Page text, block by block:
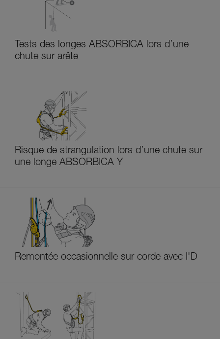
Tests des longes ABSORBICA lors d’une
chute sur arête
Risque de strangulation lors d’une chute sur
une longe ABSORBICA Y
Remontée occasionnelle sur corde avec I'D